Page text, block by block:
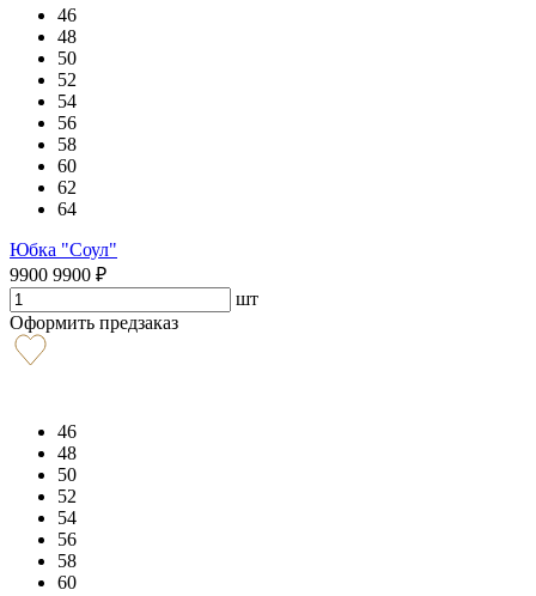
46
48
50
52
54
56
58
60
62
64
Юбка "Соул"
9900 9900 ₽
шт
Оформить предзаказ
46
48
50
52
54
56
58
60